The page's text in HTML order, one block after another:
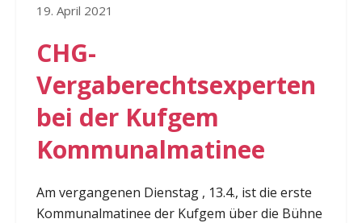
19. April 2021
CHG-
Vergaberechtsexperten
bei der Kufgem
Kommunalmatinee
Am vergangenen Dienstag , 13.4., ist die erste
Kommunalmatinee der Kufgem über die Bühne